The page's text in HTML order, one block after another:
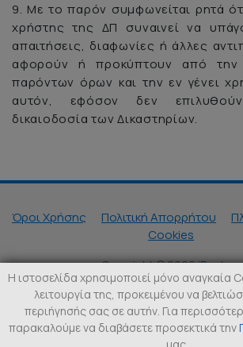
9. Με το παρόν συμφωνείται ρητά
χρήστης της ΔΠ συναινεί να
απαιτήσεις, διαφωνίες ή άλλες
αφορούν ή προκύπτουν από την
παρόντων όρων και την εν γένει
αυτόν, εφόσον δεν
δικαιοδοσία των Δικαστηρίων.
Όροι Χρήσης Πολιτική Απορρήτου
Cookies
Copyright © 2026
Η ιστοσελίδα χρησιμοποιεί μόνο αναγκαία
λειτουργία της, προκειμένου να
περιήγησής σας σε αυτήν. Για
παρακαλούμε να διαβάσετε προσεκτικά την